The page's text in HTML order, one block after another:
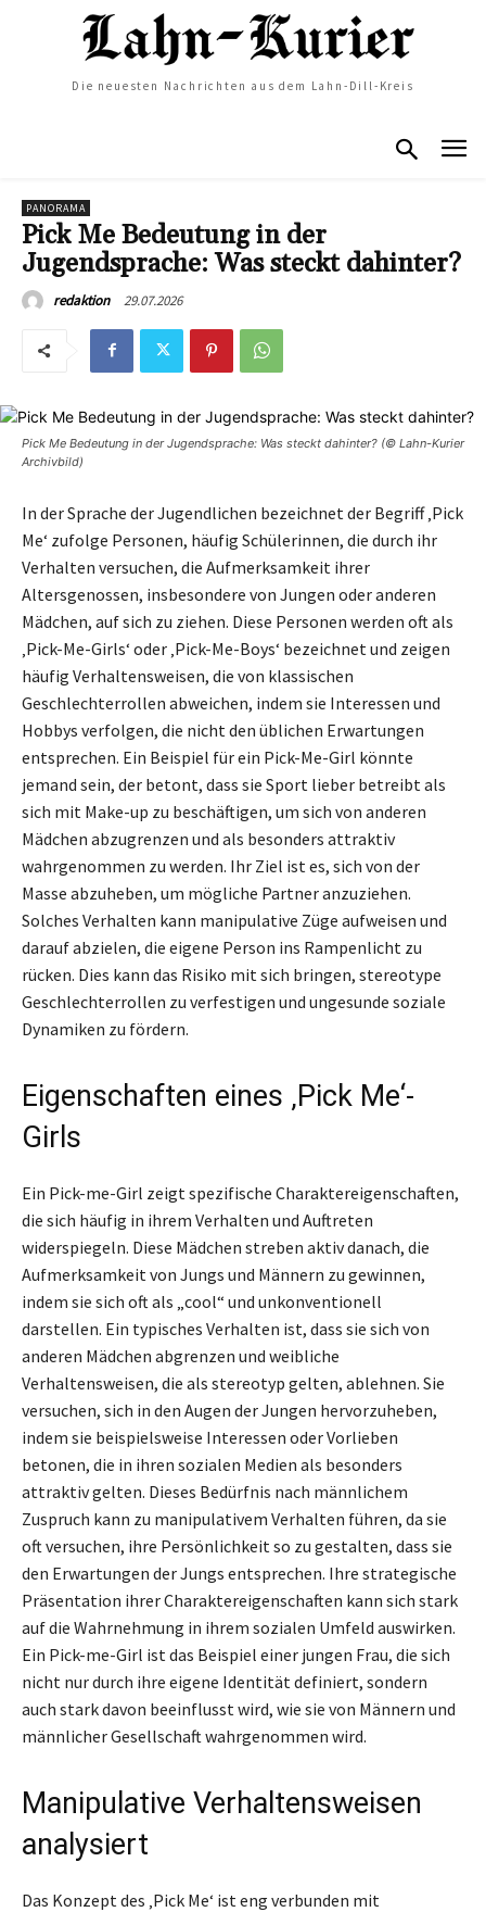
Die neuesten Nachrichten aus dem Lahn-Dill-Kreis
PANORAMA
Pick Me Bedeutung in der
Jugendsprache: Was steckt dahinter?
redaktion 29.07.2026
Pick Me Bedeutung in der Jugendsprache: Was steckt dahinter? (© Lahn-Kurier
Archivbild)
In der Sprache der Jugendlichen bezeichnet der Begriff ‚Pick
Me‘ zufolge Personen, häufig Schülerinnen, die durch ihr
Verhalten versuchen, die Aufmerksamkeit ihrer
Altersgenossen, insbesondere von Jungen oder anderen
Mädchen, auf sich zu ziehen. Diese Personen werden oft als
‚Pick-Me-Girls‘ oder ‚Pick-Me-Boys‘ bezeichnet und zeigen
häufig Verhaltensweisen, die von klassischen
Geschlechterrollen abweichen, indem sie Interessen und
Hobbys verfolgen, die nicht den üblichen Erwartungen
entsprechen. Ein Beispiel für ein Pick-Me-Girl könnte
jemand sein, der betont, dass sie Sport lieber betreibt als
sich mit Make-up zu beschäftigen, um sich von anderen
Mädchen abzugrenzen und als besonders attraktiv
wahrgenommen zu werden. Ihr Ziel ist es, sich von der
Masse abzuheben, um mögliche Partner anzuziehen.
Solches Verhalten kann manipulative Züge aufweisen und
darauf abzielen, die eigene Person ins Rampenlicht zu
rücken. Dies kann das Risiko mit sich bringen, stereotype
Geschlechterrollen zu verfestigen und ungesunde soziale
Dynamiken zu fördern.
Eigenschaften eines ‚Pick Me‘-
Girls
Ein Pick-me-Girl zeigt spezifische Charaktereigenschaften,
die sich häufig in ihrem Verhalten und Auftreten
widerspiegeln. Diese Mädchen streben aktiv danach, die
Aufmerksamkeit von Jungs und Männern zu gewinnen,
indem sie sich oft als „cool“ und unkonventionell
darstellen. Ein typisches Verhalten ist, dass sie sich von
anderen Mädchen abgrenzen und weibliche
Verhaltensweisen, die als stereotyp gelten, ablehnen. Sie
versuchen, sich in den Augen der Jungen hervorzuheben,
indem sie beispielsweise Interessen oder Vorlieben
betonen, die in ihren sozialen Medien als besonders
attraktiv gelten. Dieses Bedürfnis nach männlichem
Zuspruch kann zu manipulativem Verhalten führen, da sie
oft versuchen, ihre Persönlichkeit so zu gestalten, dass sie
den Erwartungen der Jungs entsprechen. Ihre strategische
Präsentation ihrer Charaktereigenschaften kann sich stark
auf die Wahrnehmung in ihrem sozialen Umfeld auswirken.
Ein Pick-me-Girl ist das Beispiel einer jungen Frau, die sich
nicht nur durch ihre eigene Identität definiert, sondern
auch stark davon beeinflusst wird, wie sie von Männern und
männlicher Gesellschaft wahrgenommen wird.
Manipulative Verhaltensweisen
analysiert
Das Konzept des ‚Pick Me‘ ist eng verbunden mit